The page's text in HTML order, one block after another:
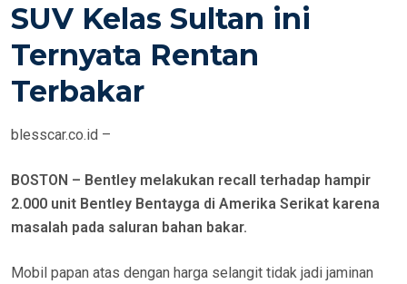
T
D
SUV Kelas Sultan ini
Ternyata Rentan
Terbakar
blesscar.co.id –
BOSTON – Bentley melakukan recall terhadap hampir
2.000 unit Bentley Bentayga di Amerika Serikat karena
masalah pada saluran bahan bakar.
Mobil papan atas dengan harga selangit tidak jadi jaminan